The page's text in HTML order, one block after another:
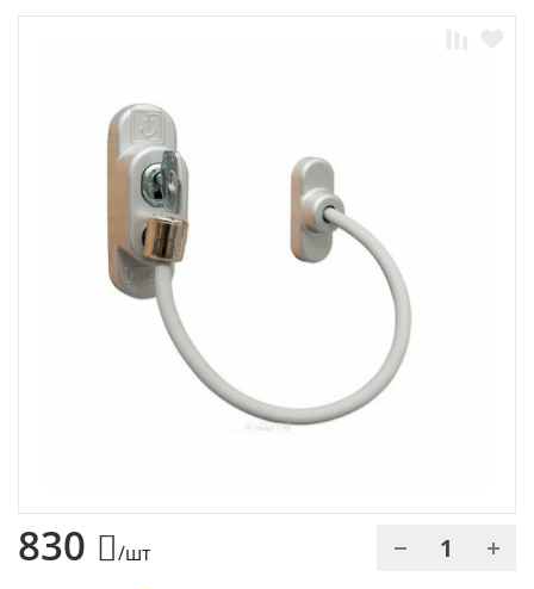
Круги и абразивы
Электроды и проволока
830 /шт